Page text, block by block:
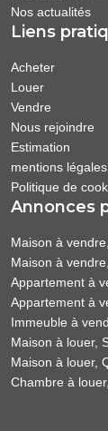
Nos actualités
Liens
Acheter
Louer
Vendre
Nous rejoindre
Estimation
mentions légales
Politique de
Annonces
Maison à
Maison à
Appartement à
Appartement à
Immeuble à
Maison à louer,
Maison à louer,
Chambre à